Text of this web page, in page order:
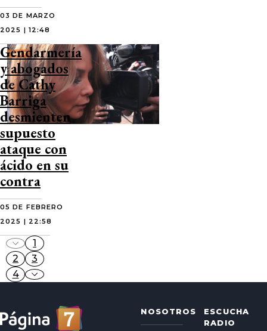
03 DE MARZO
2025 | 12:48
Gendarmería
y abogados
de Cathy
Barriga
desmienten
supuesto
ataque con
ácido en su
contra
05 DE FEBRERO
2025 | 22:58
1
2
3
4
NOSOTROS
ESCUCHA
RADIO